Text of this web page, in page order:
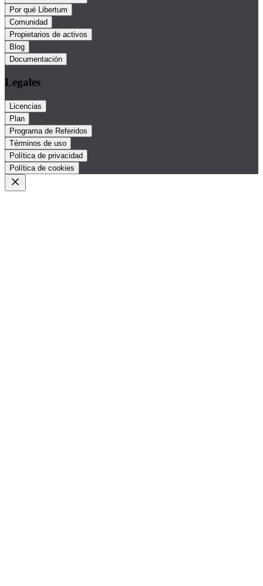
Por qué Libertum
Comunidad
Propietarios de activos
Blog
Documentación
Legales
Licencias
Plan
Programa de Referidos
Términos de uso
Política de privacidad
Política de cookies